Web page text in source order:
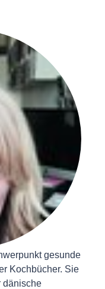
gesunde
Kochbücher. Sie
dänische